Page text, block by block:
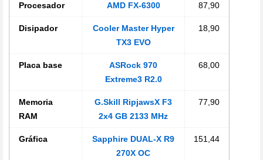
Procesador AMD FX-6300 87,90
Disipador
Cooler Master Hyper
TX3 EVO
18,90
Placa base
ASRock 970
Extreme3 R2.0
68,00
Memoria
RAM
G.Skill RipjawsX F3
2x4 GB 2133 MHz
77,90
Gráfica
Sapphire DUAL-X R9
270X OC
151,44